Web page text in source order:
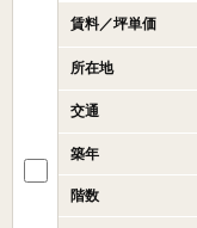
賃料／坪単価
所在地
交通
築年
階数